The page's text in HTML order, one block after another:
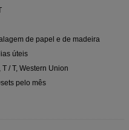
de papel e de madeira
úteis
T / T, Western Union
pelo mês